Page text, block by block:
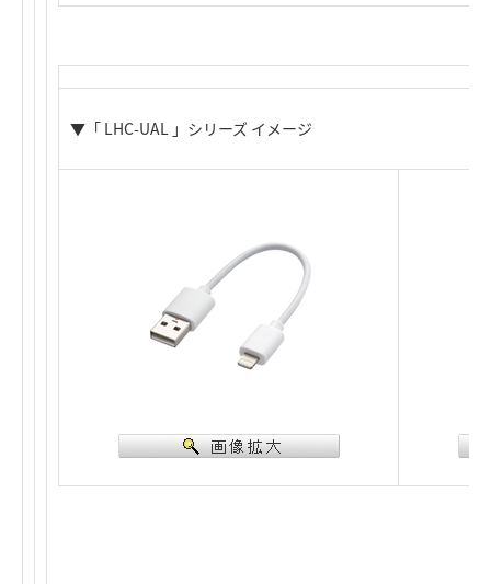
▼「 LHC-UAL 」シリーズ イメージ